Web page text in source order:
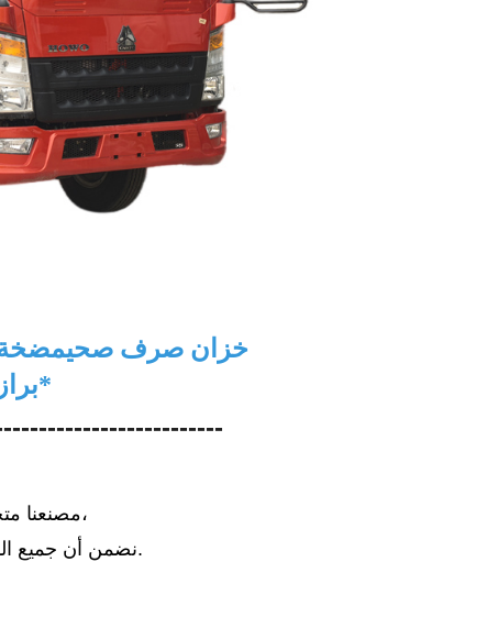
*HOWO 4X4 RHD 4000L خزان صرف صحي
شاحنة*
مصنعنا متخصص في تصنيع الشاحنات،
نضمن أن جميع المنتجات جديدة تمامًا وعالية الجودة.